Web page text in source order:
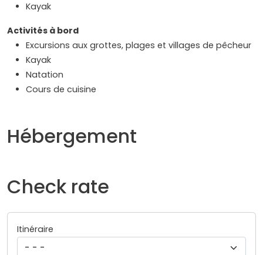
Kayak
Activités à bord
Excursions aux grottes, plages et villages de pêcheur
Kayak
Natation
Cours de cuisine
Hébergement
Check rate
Itinéraire